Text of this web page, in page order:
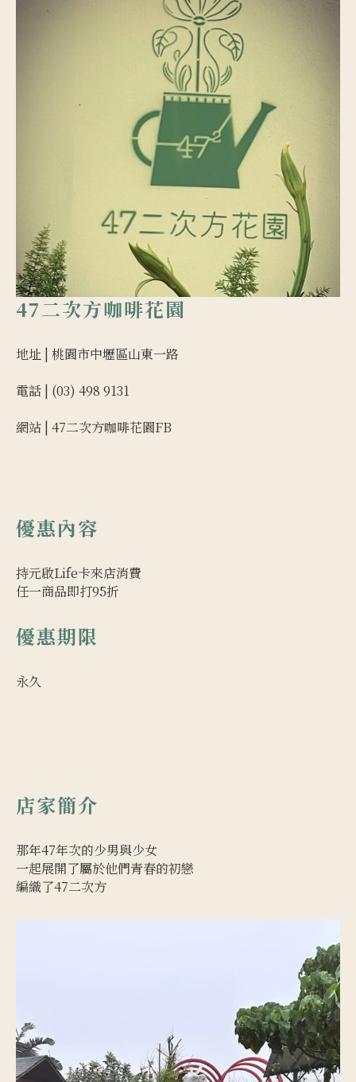
47二次方咖啡花園
地址 | 桃園市中壢區山東一路
電話 | (03) 498 9131
網站 | 47二次方咖啡花園FB
優惠內容
持元啟Life卡來店消費
任一商品即打95折
優惠期限
永久
店家簡介
那年47年次的少男與少女
一起展開了屬於他們青春的初戀
編織了47二次方